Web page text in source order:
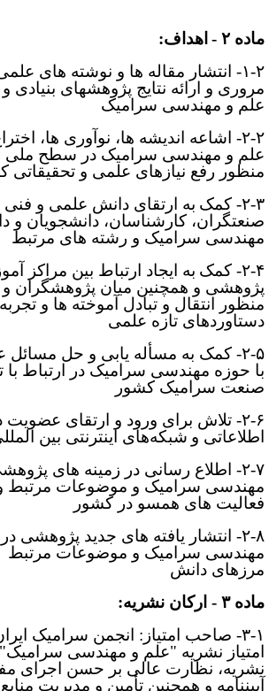
۲ - اهداف:
۲- انتشار مقاله­ ها و نوشته ­های
و ارائه نتایج پژوهش­های بنیادی و
و مهندسی سرامیک
۲-۲- اشاعه اندیشه ­ها، نوآوری­ ها،
و مهندسی سرامیک در سطح ملی و
رفع نیازهای علمی و تحقیقاتی
۳- کمک به ارتقای دانش علمی و فنی
کارشناسان، دانشجویان و
سرامیک و رشته­ های مرتبط
۴- کمک به ایجاد ارتباط بین مراکز
و همچنین میان پژوهشگران و
انتقال و تبادل آموخته ­ها و
تازه علمی
۵-کمک به مسأله ­یابی و حل مسائل
حوزه مهندسی سرامیک در ارتباط با
سرامیک کشور
۶- تلاش برای ورود و ارتقای عضویت
و شبکه‌های اینترنتی بین ­المللی
۷- ا طلاع ­رسانی در زمینه­ های
سرامیک و موضوعات مرتبط و
های هم­سو در کشور
۸- ا نتشار یافته­ های جدید پژوهشی در
سرامیک و موضوعات مرتبط
دانش
۳ - ارکان نشریه:
۱- صاحب امتیاز: انجمن سرامیک
نشریه "علم و مهندسی سرامیک"
نظارت عالی بر حسن اجرای
نامه و همچنین تأمین و مدیریت منابع